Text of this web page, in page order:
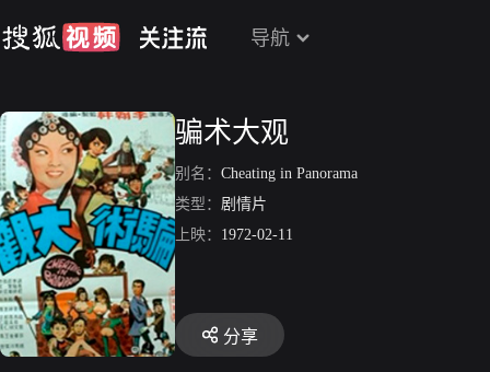
导航
骗术大观
别名： Cheating in Panorama
类型： 剧情片
上映： 1972-02-11
分享